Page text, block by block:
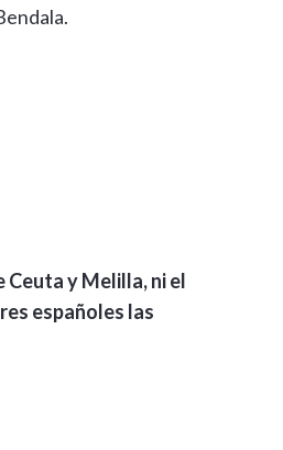
Ceuta y Melilla, ni el
españoles las